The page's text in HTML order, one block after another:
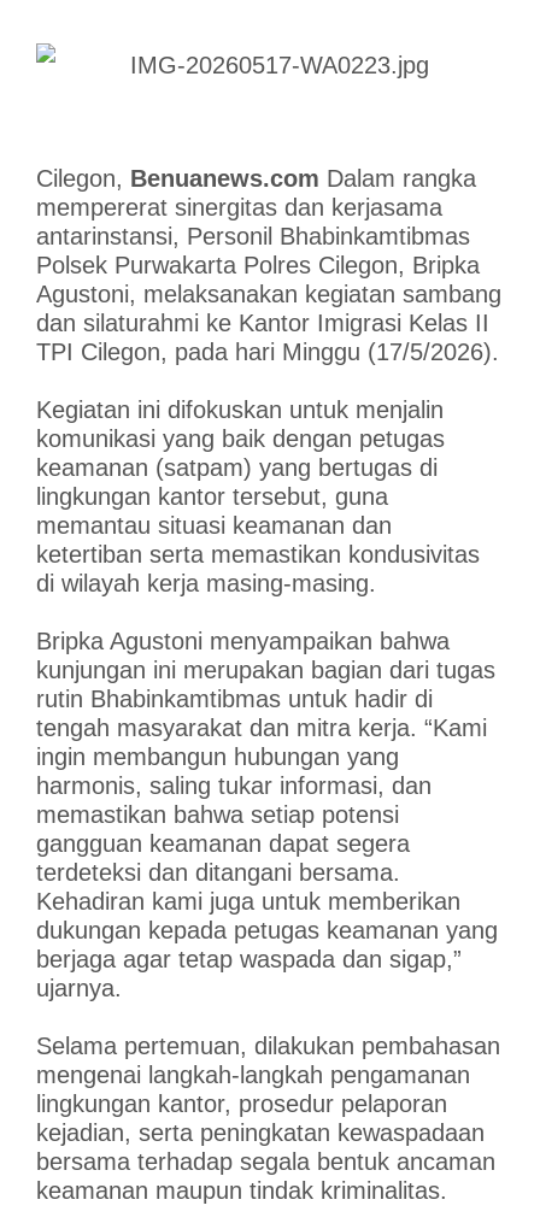
Cilegon, Benuanews.com Dalam rangka
mempererat sinergitas dan kerjasama
antarinstansi, Personil Bhabinkamtibmas
Polsek Purwakarta Polres Cilegon, Bripka
Agustoni, melaksanakan kegiatan sambang
dan silaturahmi ke Kantor Imigrasi Kelas II
TPI Cilegon, pada hari Minggu (17/5/2026).
Kegiatan ini difokuskan untuk menjalin
komunikasi yang baik dengan petugas
keamanan (satpam) yang bertugas di
lingkungan kantor tersebut, guna
memantau situasi keamanan dan
ketertiban serta memastikan kondusivitas
di wilayah kerja masing-masing.
Bripka Agustoni menyampaikan bahwa
kunjungan ini merupakan bagian dari tugas
rutin Bhabinkamtibmas untuk hadir di
tengah masyarakat dan mitra kerja. “Kami
ingin membangun hubungan yang
harmonis, saling tukar informasi, dan
memastikan bahwa setiap potensi
gangguan keamanan dapat segera
terdeteksi dan ditangani bersama.
Kehadiran kami juga untuk memberikan
dukungan kepada petugas keamanan yang
berjaga agar tetap waspada dan sigap,”
ujarnya.
Selama pertemuan, dilakukan pembahasan
mengenai langkah-langkah pengamanan
lingkungan kantor, prosedur pelaporan
kejadian, serta peningkatan kewaspadaan
bersama terhadap segala bentuk ancaman
keamanan maupun tindak kriminalitas.